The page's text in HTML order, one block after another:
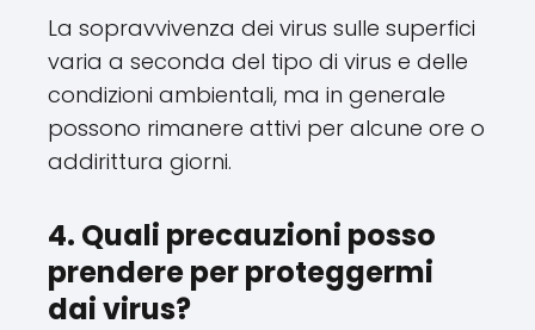
La sopravvivenza dei virus sulle superfici
varia a seconda del tipo di virus e delle
condizioni ambientali, ma in generale
possono rimanere attivi per alcune ore o
addirittura giorni.
4. Quali precauzioni posso
prendere per proteggermi
dai virus?